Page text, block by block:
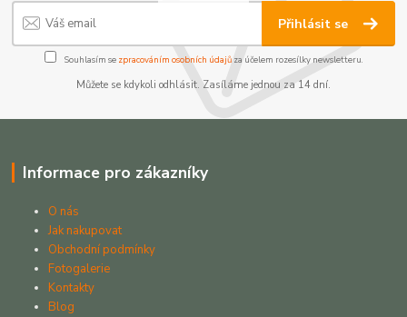
Přihlásit se
Souhlasím se zpracováním osobních údajůza účelem rozesílky newsletteru.
Můžete se kdykoli odhlásit. Zasíláme jednou za 14 dní.
Informace pro zákazníky
O nás
Jak nakupovat
Obchodní podmínky
Fotogalerie
Kontakty
Blog